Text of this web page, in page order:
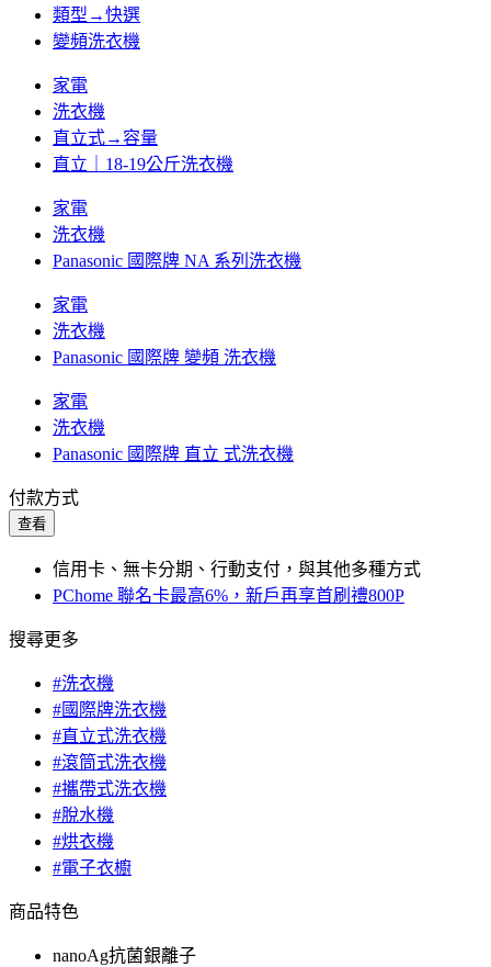
類型→快選
變頻洗衣機
家電
洗衣機
直立式→容量
直立｜18-19公斤洗衣機
家電
洗衣機
Panasonic 國際牌 NA 系列洗衣機
家電
洗衣機
Panasonic 國際牌 變頻 洗衣機
家電
洗衣機
Panasonic 國際牌 直立 式洗衣機
付款方式
查看
信用卡、無卡分期、行動支付，與其他多種方式
PChome 聯名卡最高6%，新戶再享首刷禮800P
搜尋更多
#洗衣機
#國際牌洗衣機
#直立式洗衣機
#滾筒式洗衣機
#攜帶式洗衣機
#脫水機
#烘衣機
#電子衣櫥
商品特色
nanoAg抗菌銀離子